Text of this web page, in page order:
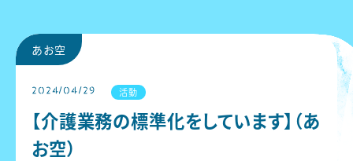
あお空
2024/04/29 活動
【介護業務の標準化をしています】（あ
お空）